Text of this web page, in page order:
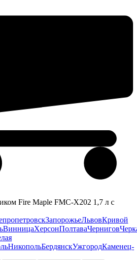
Fire Maple FMC-Х202 1,7 л с
ЗапорожьеЛьвовКривой
ВинницаХерсонПолтаваЧернигов
НикопольБердянскУжгородКаменец-